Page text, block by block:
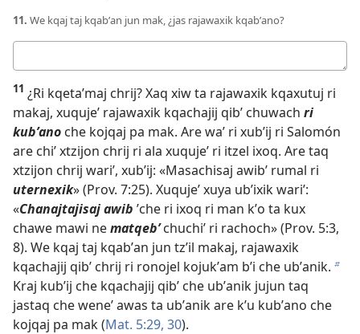
11. We kqaj taj kqabʼan jun mak, ¿jas rajawaxik kqabʼano?
11 ¿Ri kqetaʼmaj chrij? Xaq xiw ta rajawaxik kqaxutuj ri
makaj, xuqujeʼ rajawaxik kqachajij qibʼ chuwach ri
kubʼano che kojqaj pa mak. Are waʼ ri xubʼij ri Salomón
are chiʼ xtzijon chrij ri ala xuqujeʼ ri itzel ixoq. Are taq
xtzijon chrij wariʼ, xubʼij: «Masachisaj awibʼ rumal ri
uternexik» (Prov. 7:25). Xuqujeʼ xuya ubʼixik wariʼ:
«Chanajtajisaj awib ʼche ri ixoq ri man kʼo ta kux
chawe mawi nematqebʼchuchiʼ ri rachoch» (Prov. 5:3,
8). We kqaj taj kqabʼan jun tzʼil makaj, rajawaxik
kqachajij qibʼ chrij ri ronojel kojukʼam bʼi che ubʼanik. b
Kraj kubʼij che kqachajij qibʼ che ubʼanik jujun taq
jastaq che weneʼ awas ta ubʼanik are kʼu kubʼano che
kojqaj pa mak (Mat. 5:29, 30).